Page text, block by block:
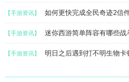
【手游资讯】 如何更快完成全民奇迹2信
【手游资讯】 迷你西游简单阵容有哪些战
【手游资讯】